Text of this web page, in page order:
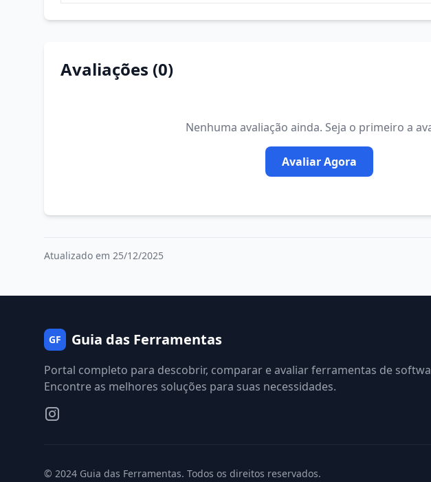
Avaliações (0)
Nenhuma avaliação ainda. Seja o primeiro a
Avaliar Agora
Atualizado em 25/12/2025
GF Guia das Ferramentas
Portal completo para descobrir, comparar e avaliar ferramentas de
Encontre as melhores soluções para suas necessidades.
© 2024 Guia das Ferramentas. Todos os direitos reservados.